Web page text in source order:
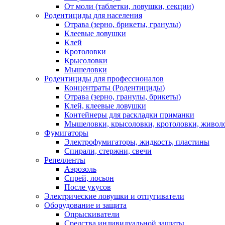
От моли (таблетки, ловушки, секции)
Родентициды для населения
Отрава (зерно, брикеты, гранулы)
Клеевые ловушки
Клей
Кротоловки
Крысоловки
Мышеловки
Родентициды для профессионалов
Концентраты (Родентициды)
Отрава (зерно, гранулы, брикеты)
Клей, клеевые ловушки
Контейнеры для раскладки приманки
Мышеловки, крысоловки, кротоловки,
Фумигаторы
Электрофумигаторы, жидкость, пластины
Спирали, стержни, свечи
Репелленты
Аэрозоль
Спрей, лосьон
После укусов
Электрические ловушки и отпугиватели
Оборудование и защита
Опрыскиватели
Средства индивидуальной защиты